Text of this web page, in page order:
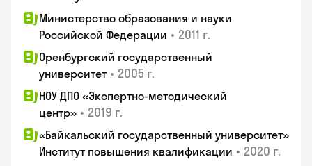
Министерство образования и науки
Российской Федерации • 2011 г.
Оренбургский государственный
университет • 2005 г.
НОУ ДПО «Экспертно-методический
центр» • 2019 г.
«Байкальский государственный университет»
Институт повышения квалификации • 2020 г.